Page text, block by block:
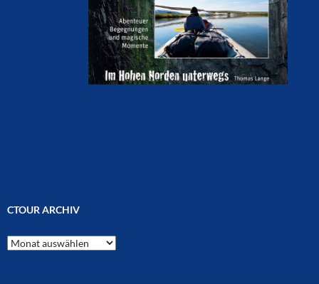
CTOUR ARCHIV
CTOUR
Archiv